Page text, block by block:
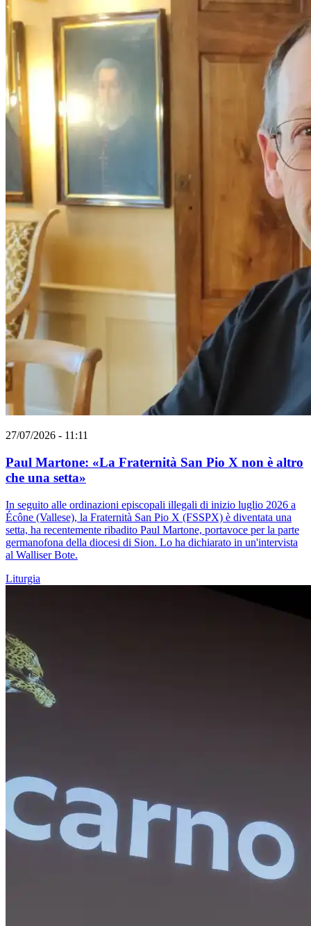
27/07/2026 - 11:11
Paul Martone: «La Fraternità San Pio X non è altro
che una setta»
In seguito alle ordinazioni episcopali illegali di inizio luglio 2026 a
Écône (Vallese), la Fraternità San Pio X (FSSPX) è diventata una
setta, ha recentemente ribadito Paul Martone, portavoce per la parte
germanofona della diocesi di Sion. Lo ha dichiarato in un'intervista
al Walliser Bote.
Liturgia